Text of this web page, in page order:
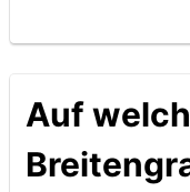
Auf